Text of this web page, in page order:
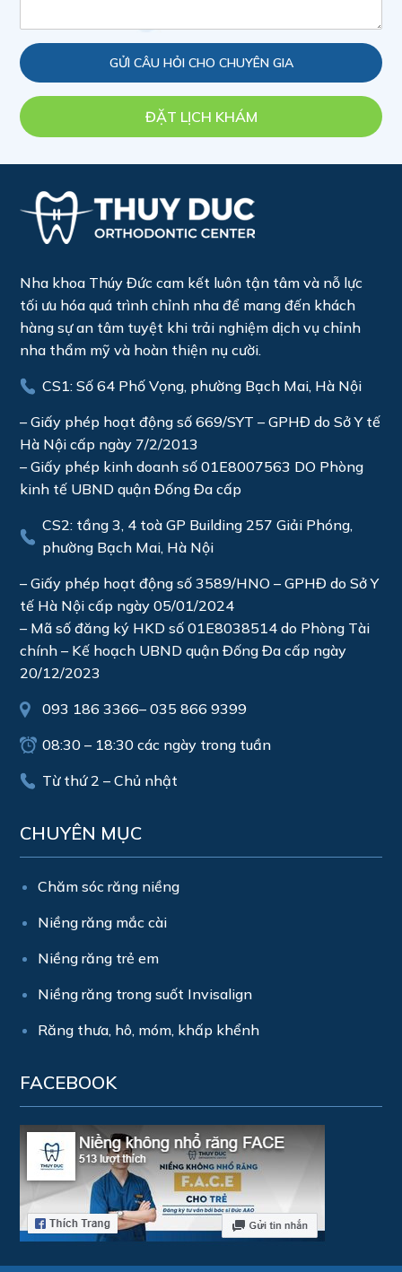
ĐẶT LỊCH KHÁM
Nha khoa Thúy Đức cam kết luôn tận tâm và nỗ lực
tối ưu hóa quá trình chỉnh nha để mang đến khách
hàng sự an tâm tuyệt khi trải nghiệm dịch vụ chỉnh
nha thẩm mỹ và hoàn thiện nụ cười.
CS1: Số 64 Phố Vọng, phường Bạch Mai, Hà Nội
– Giấy phép hoạt động số 669/SYT – GPHĐ do Sở Y tế
Hà Nội cấp ngày 7/2/2013
– Giấy phép kinh doanh số 01E8007563 DO Phòng
kinh tế UBND quận Đống Đa cấp
CS2: tầng 3, 4 toà GP Building 257 Giải Phóng,
phường Bạch Mai, Hà Nội
– Giấy phép hoạt động số 3589/HNO – GPHĐ do Sở Y
tế Hà Nội cấp ngày 05/01/2024
– Mã số đăng ký HKD số 01E8038514 do Phòng Tài
chính – Kế hoạch UBND quận Đống Đa cấp ngày
20/12/2023
093 186 3366–035 866 9399
08:30 – 18:30 các ngày trong tuần
Từ thứ 2 – Chủ nhật
CHUYÊN MỤC
Chăm sóc răng niềng
Niềng răng mắc cài
Niềng răng trẻ em
Niềng răng trong suốt Invisalign
Răng thưa, hô, móm, khấp khểnh
FACEBOOK